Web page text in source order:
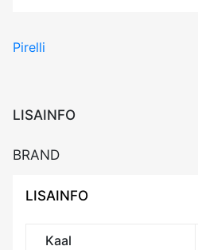
Pirelli
LISAINFO
BRAND
LISAINFO
Kaal